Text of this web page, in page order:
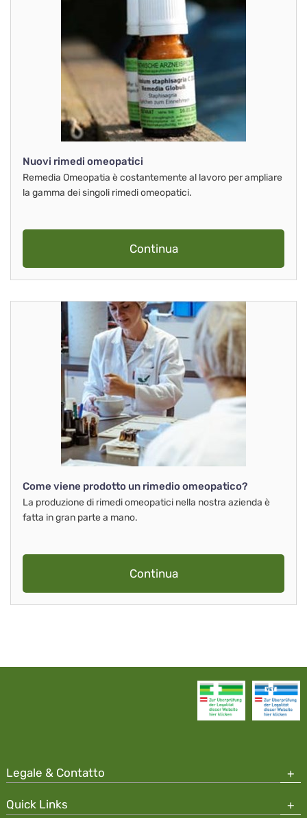
Nuovi rimedi omeopatici
Remedia Omeopatia è costantemente al lavoro per ampliare
la gamma dei singoli rimedi omeopatici.
Continua
Come viene prodotto un rimedio omeopatico?
La produzione di rimedi omeopatici nella nostra azienda è
fatta in gran parte a mano.
Continua
Legale & Contatto
Quick Links